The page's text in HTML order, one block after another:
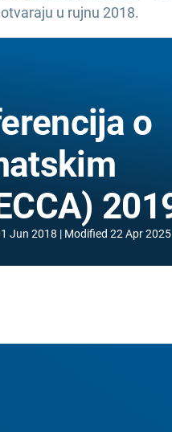
u rujnu 2018.
o
Jun 2018 Modified 22 Apr 2025